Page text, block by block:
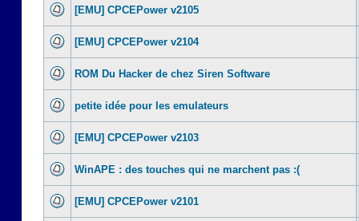
[EMU] CPCEPower v2105
[EMU] CPCEPower v2104
ROM Du Hacker de chez Siren Software
petite idée pour les emulateurs
[EMU] CPCEPower v2103
WinAPE : des touches qui ne marchent pas :(
[EMU] CPCEPower v2101